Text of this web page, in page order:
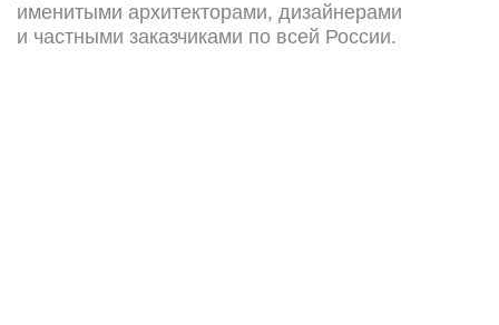
именитыми архитекторами, дизайнерами
и частными заказчиками по всей России.